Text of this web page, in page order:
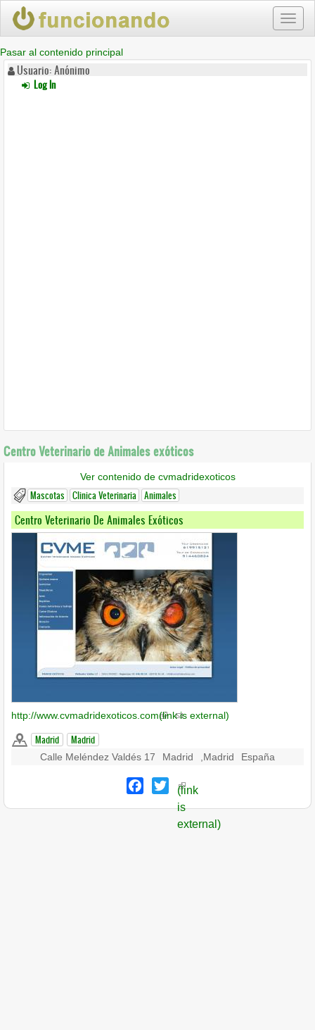
Pasar al contenido principal
Usuario: Anónimo
Log In
Centro Veterinario de Animales exóticos
Ver contenido de cvmadridexoticos
Mascotas Clinica Veterinaria Animales
Centro Veterinario De Animales Exóticos
http://www.cvmadridexoticos.com(link is external)
Madrid Madrid
Calle Meléndez Valdés 17 Madrid Madrid España
Facebook
Twitter
(link
is
external)